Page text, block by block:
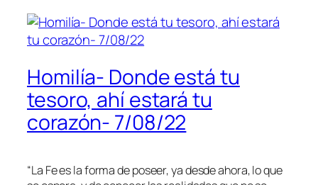
Homilía- Donde está tu
tesoro, ahí estará tu
corazón- 7/08/22
“La Fe es la forma de poseer, ya desde ahora, lo que